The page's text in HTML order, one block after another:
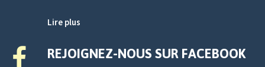
Lire plus
REJOIGNEZ-NOUS SUR FACEBOOK